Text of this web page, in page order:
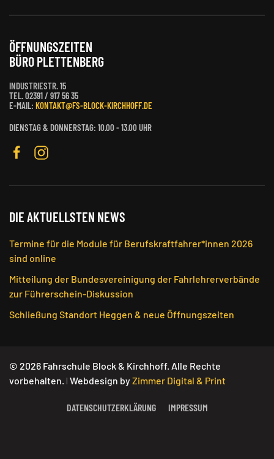
ÖFFNUNGSZEITEN
BÜRO PLETTENBERG
INDUSTRIESTR. 15
TEL. 02391 / 917 56 35
E-MAIL: KONTAKT@FS-BLOCK-KIRCHHOFF.DE
DIENSTAG & DONNERSTAG: 10.00 - 13.00 UHR
DIE AKTUELLSTEN NEWS
Termine für die Module für Berufskraftfahrer*innen 2026
sind online
Mitteilung der Bundesvereinigung der Fahrlehrerverbände
zur Führerschein-Diskussion
Schließung Standort Heggen & neue Öffnungszeiten
© 2026 Fahrschule Block & Kirchhoff. Alle Rechte
vorbehalten. ǀ Webdesign byZimmer Digital & Print
DATENSCHUTZERKLÄRUNG IMPRESSUM